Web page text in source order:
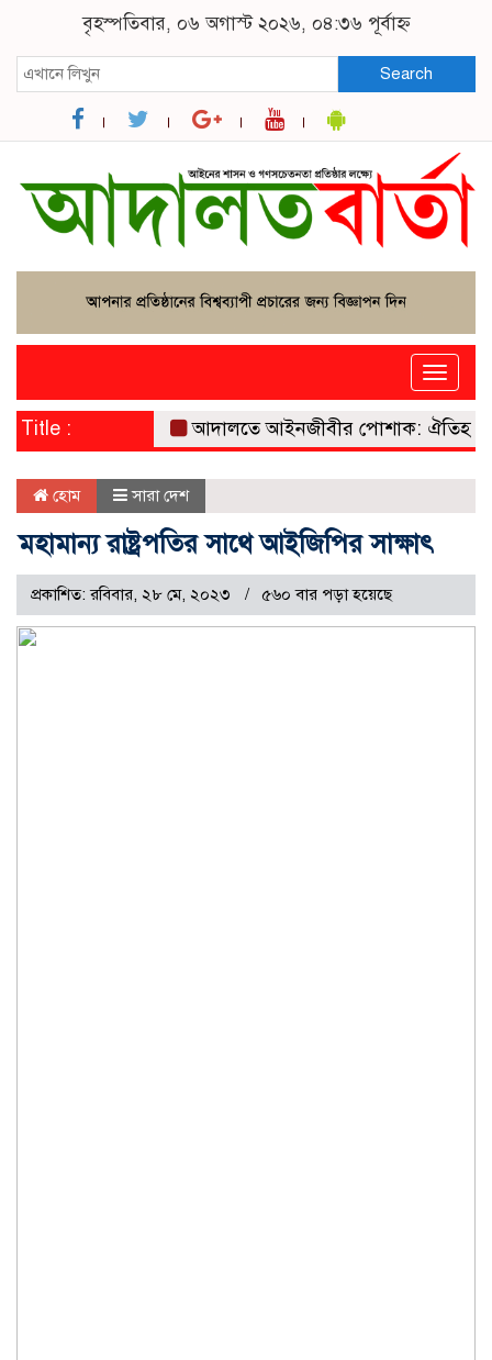
বৃহস্পতিবার, ০৬ অগাস্ট ২০২৬, ০৪:৩৬ পূর্বাহ্ন
Search
Toggle
Title : আদালতে আইনজীবীর পোশাক: ঐতিহ্য,
হোম সারা দেশ
মহামান্য রাষ্ট্রপতির সাথে আইজিপির সাক্ষাৎ
প্রকাশিত: রবিবার, ২৮ মে, ২০২৩ ৫৬০ বার পড়া হয়েছে